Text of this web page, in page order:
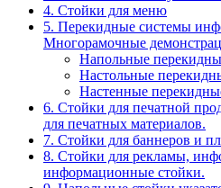
4. Стойки для меню
5. Перекидные системы
Многорамочные
Напольные
Настольные
Настенные
6. Стойки для печатной
для печатных материалов.
7. Стойки для баннеров и
8. Стойки для рекламы,
информационные стойки.